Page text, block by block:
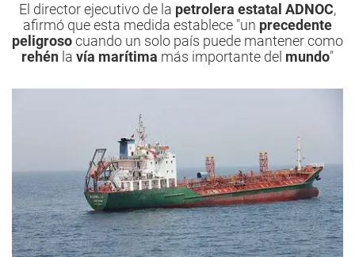
El director ejecutivo de la petrolera estatal ADNOC,
afirmó que esta medida establece "un precedente
peligrosocuando un solo país puede mantener como
rehén la vía marítima más importante del mundo"